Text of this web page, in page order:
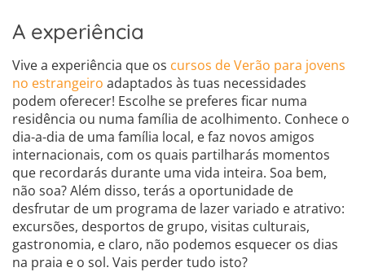
A experiência
Vive a experiência que os cursos de Verão para jovens
no estrangeiro adaptados às tuas necessidades
podem oferecer! Escolhe se preferes ficar numa
residência ou numa família de acolhimento. Conhece o
dia-a-dia de uma família local, e faz novos amigos
internacionais, com os quais partilharás momentos
que recordarás durante uma vida inteira. Soa bem,
não soa? Além disso, terás a oportunidade de
desfrutar de um programa de lazer variado e atrativo:
excursões, desportos de grupo, visitas culturais,
gastronomia, e claro, não podemos esquecer os dias
na praia e o sol. Vais perder tudo isto?